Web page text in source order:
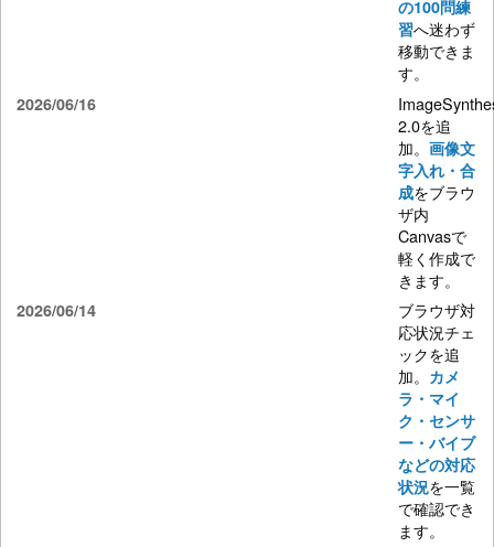
の100問練
習へ迷わず
移動できま
す。
2026/06/16
2.0を追
加。画像文
字入れ・合
成をブラウ
ザ内
Canvasで
軽く作成で
きます。
2026/06/14
ブラウザ対
応状況チェ
ックを追
加。 カメ
ラ・マイ
ク・センサ
ー・バイブ
などの対応
状況を一覧
で確認でき
ます。